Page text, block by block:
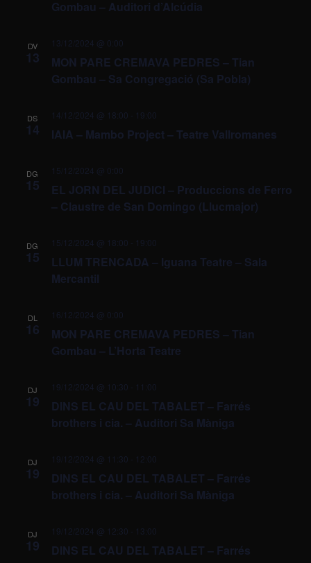
Gombau – Auditori d’Alcúdia
DV
13
MON PARE CREMAVA PEDRES – Tian
Gombau – Sa Congregació (Sa Pobla)
13/12/2024 @ 0:00
DS
14 IAIA – Mambo Project – Teatre Vallromanes
14/12/2024 @ 18:00 - 19:00
DG
15
EL JORN DEL JUDICI – Produccions de Ferro
– Claustre de San Domingo (Llucmajor)
15/12/2024 @ 0:00
DG
15
LLUM TRENCADA – Iguana Teatre – Sala
Mercantil
15/12/2024 @ 18:00 - 19:00
DL
16
MON PARE CREMAVA PEDRES – Tian
Gombau – L’Horta Teatre
16/12/2024 @ 0:00
DJ
19
DINS EL CAU DEL TABALET – Farrés
brothers i cia. – Auditori Sa Màniga
19/12/2024 @ 10:30 - 11:00
DJ
19
DINS EL CAU DEL TABALET – Farrés
brothers i cia. – Auditori Sa Màniga
19/12/2024 @ 11:30 - 12:00
DJ
19
DINS EL CAU DEL TABALET – Farrés
19/12/2024 @ 12:30 - 13:00